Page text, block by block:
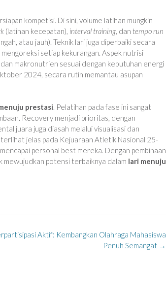
kompetisi. Di sini, volume latihan mungkin
(latihan kecepatan), interval training , dan tempo run
atau jauh). Teknik lari juga diperbaiki secara
setiap kekurangan. Aspek nutrisi
makronutrien sesuai dengan kebutuhan energi
2024, secara rutin memantau asupan
prestasi. Pelatihan pada fase ini sangat
Recovery menjadi prioritas, dengan
juara juga diasah melalui visualisasi dan
jelas pada Kejuaraan Atletik Nasional 25-
personal best mereka. Dengan pembinaan
mewujudkan potensi terbaiknya dalam lari menuju
Aktif: Kembangkan Olahraga Mahasiswa
Penuh Semangat →